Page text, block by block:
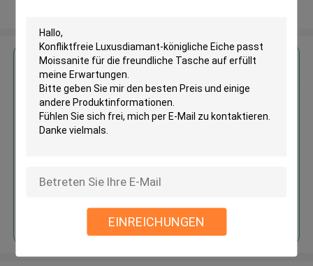
EINREICHUNGEN
Erhalten Sie den besten Preis für
Konfliktfreie Luxusdiamant-
königliche Eiche passt
Fortsetzen